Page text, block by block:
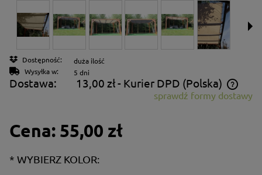
Dostępność:
duża ilość
Wysyłka w:
5 dni
Dostawa: 13,00 zł- Kurier DPD (Polska)
Cena nie zawiera ewentualnych kosztów płatnościsprawdź formy dostawy
Cena: 55,00 zł
* WYBIERZ KOLOR: